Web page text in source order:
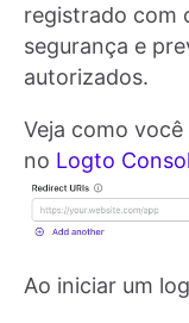
registrado com
segurança e
autorizados.
Veja como
no Logto
Ao iniciar um